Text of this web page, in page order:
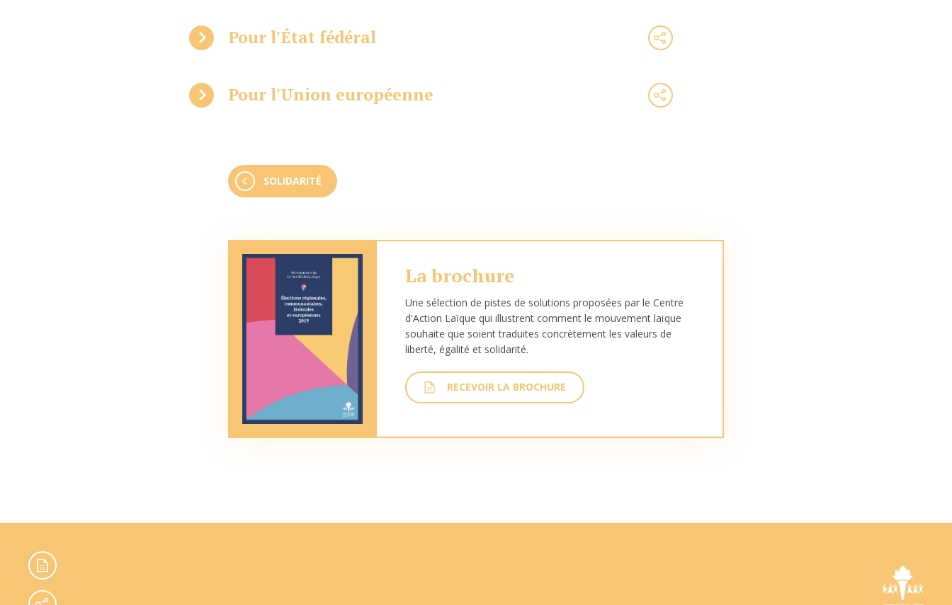
Pour l'État fédéral
Pour l'Union européenne
SOLIDARITÉ
La brochure
Une sélection de pistes de solutions proposées par le Centre
d'Action Laïque qui illustrent comment le mouvement laïque
souhaite que soient traduites concrètement les valeurs de
liberté, égalité et solidarité.
RECEVOIR LA BROCHURE